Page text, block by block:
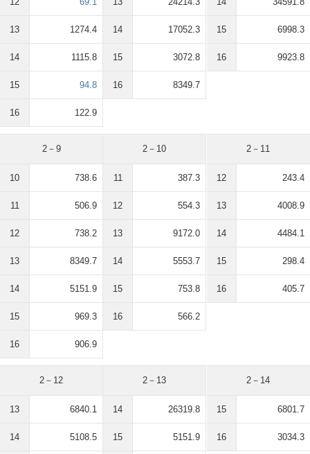
13 1274.4
14 1115.8
15 94.8
16 122.9
14 17052.3
15 3072.8
16 8349.7
15 6998.3
16 9923.8
2－9
10 738.6
11 506.9
12 738.2
13 8349.7
14 5151.9
15 969.3
16 906.9
2－10
11 387.3
12 554.3
13 9172.0
14 5553.7
15 753.8
16 566.2
2－11
12 243.4
13 4008.9
14 4484.1
15 298.4
16 405.7
2－12
13 6840.1
14 5108.5
2－13
14 26319.8
15 5151.9
2－14
15 6801.7
16 3034.3